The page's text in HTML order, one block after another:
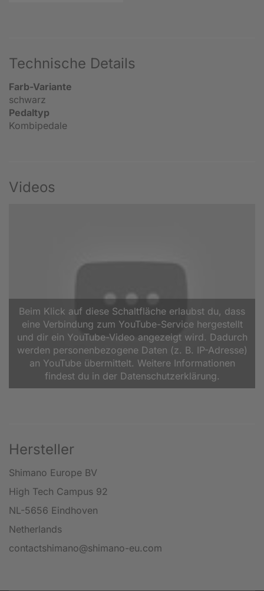
Technische Details
Farb-Variante
schwarz
Pedaltyp
Kombipedale
Videos
Beim Klick auf diese Schaltfläche erlaubst du, dass
eine Verbindung zum YouTube-Service hergestellt
und dir ein YouTube-Video angezeigt wird. Dadurch
werden personenbezogene Daten (z. B. IP-Adresse)
an YouTube übermittelt. Weitere Informationen
findest du in der Datenschutzerklärung.
Hersteller
Shimano Europe BV
High Tech Campus 92
NL-5656 Eindhoven
Netherlands
contactshimano@shimano-eu.com